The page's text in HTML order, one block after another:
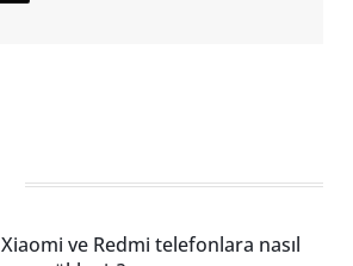
Xiaomi ve Redmi telefonlara nasıl